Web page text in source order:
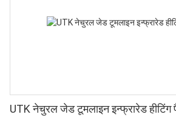
UTK नेचुरल जेड टूमलाइन इन्फ्रारेड